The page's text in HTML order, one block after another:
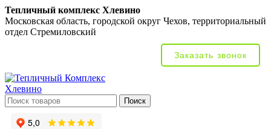
Тепличный комплекс Хлевино
Московская область, городской округ Чехов, территориальный
отдел Стремиловский
Заказать звонок
Поиск